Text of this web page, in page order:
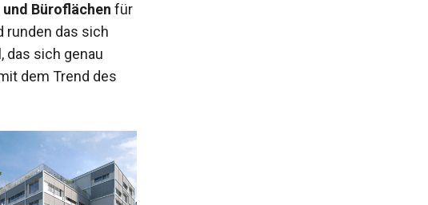
und Büroflächen für
runden das sich
das sich genau
dem Trend des